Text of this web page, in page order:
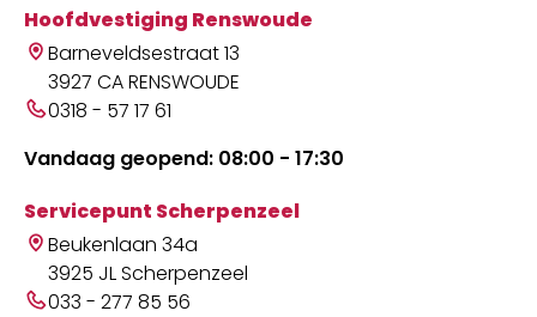
Hoofdvestiging Renswoude
Barneveldsestraat 13
3927 CA RENSWOUDE
0318 - 57 17 61
Vandaag geopend: 08:00 - 17:30
Servicepunt Scherpenzeel
Beukenlaan 34a
3925 JL Scherpenzeel
033 - 277 85 56